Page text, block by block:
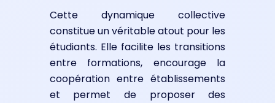
Cette dynamique collective
constitue un véritable atout pour les
étudiants. Elle facilite les transitions
entre formations, encourage la
coopération entre établissements
et permet de proposer des